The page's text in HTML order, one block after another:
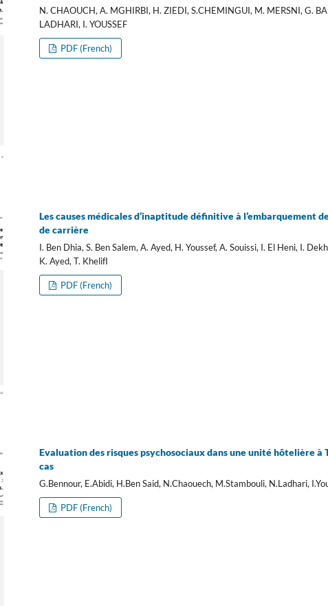
N. CHAOUCH, A. MGHIRBI, H. ZIEDI, S.CHEMINGUI, M. MERSNI, G.
LADHARI, I. YOUSSEF
PDF (French)
Les causes médicales d’inaptitude définitive à l’embarquement
de carrière
I. Ben Dhia, S. Ben Salem, A. Ayed, H. Youssef, A. Souissi, I. El Heni, I.
K. Ayed, T. KhelifI
PDF (French)
Evaluation des risques psychosociaux dans une unité hôtelière à
cas
G.Bennour, E.Abidi, H.Ben Said, N.Chaouech, M.Stambouli, N.Ladhari,
PDF (French)